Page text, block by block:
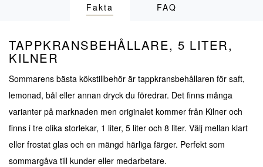
Fakta FAQ
TAPPKRANSBEHÅLLARE, 5 LITER,
KILNER
Sommarens bästa kökstillbehör är tappkransbehållaren för saft,
lemonad, bål eller annan dryck du föredrar. Det finns många
varianter på marknaden men originalet kommer från Kilner och
finns i tre olika storlekar, 1 liter, 5 liter och 8 liter. Välj mellan klart
eller frostat glas och en mängd härliga färger. Perfekt som
sommargåva till kunder eller medarbetare.